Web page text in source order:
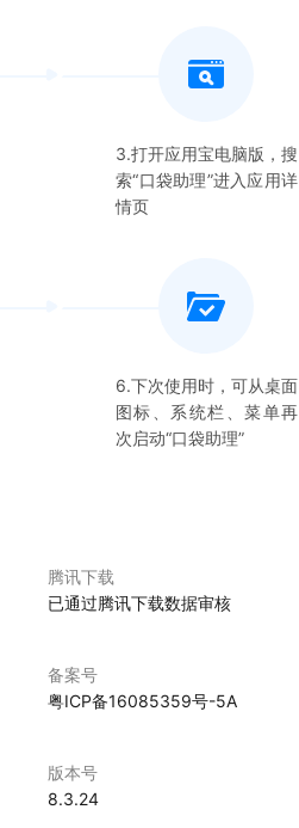
3.打开应用宝电脑版，搜
索“口袋助理”进入应用详
情页
6.下次使用时，可从桌面
图标、系统栏、菜单再
次启动“口袋助理”
腾讯下载
已通过腾讯下载数据审核
备案号
粤ICP备16085359号-5A
版本号
8.3.24